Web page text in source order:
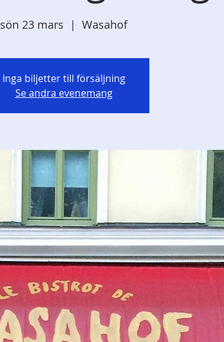
sön 23 mars
  |
Wasahof
Inga biljetter till försäljning
Se andra evenemang